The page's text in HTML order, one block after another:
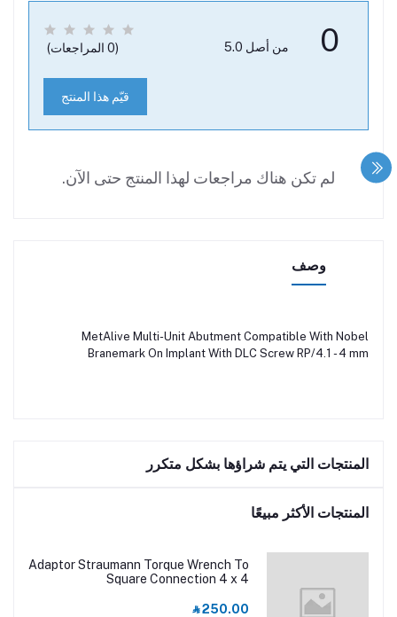
0 من أصل 5.0 (0 المراجعات)
قيّم هذا المنتج
لم تكن هناك مراجعات لهذا المنتج حتى الآن.
وصف
MetAlive Multi-Unit Abutment Compatible With Nobel
Branemark On Implant With DLC Screw RP/4.1 - 4 mm
المنتجات التي يتم شراؤها بشكل متكرر
المنتجات الأكثر مبيعًا
Adaptor Straumann Torque Wrench To
Square Connection 4 x 4
‎⃁ 250.00